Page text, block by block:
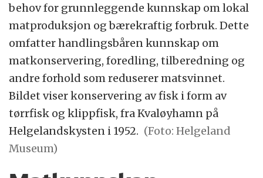
behov for grunnleggende kunnskap om lokal
matproduksjon og bærekraftig forbruk. Dette
omfatter handlingsbåren kunnskap om
matkonservering, foredling, tilberedning og
andre forhold som reduserer matsvinnet.
Bildet viser konservering av fisk i form av
tørrfisk og klippfisk, fra Kvaløyhamn på
Helgelandskysten i 1952. (Foto: Helgeland
Museum)